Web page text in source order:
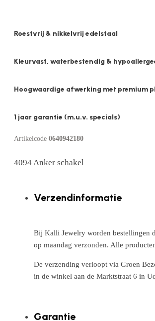
Roestvrij & nikkelvrij edelstaal
Kleurvast, waterbestendig &
Hoogwaardige afwerking met premium
1 jaar garantie (m.u.v. specials)
Artikelcode 0640942180
4094 Anker schakel
Verzendinformatie
Bij Kalli Jewelry worden bestellingen
op maandag verzonden. Alle
De verzending verloopt via Groen
in de winkel aan de Marktstraat 6 in
Garantie